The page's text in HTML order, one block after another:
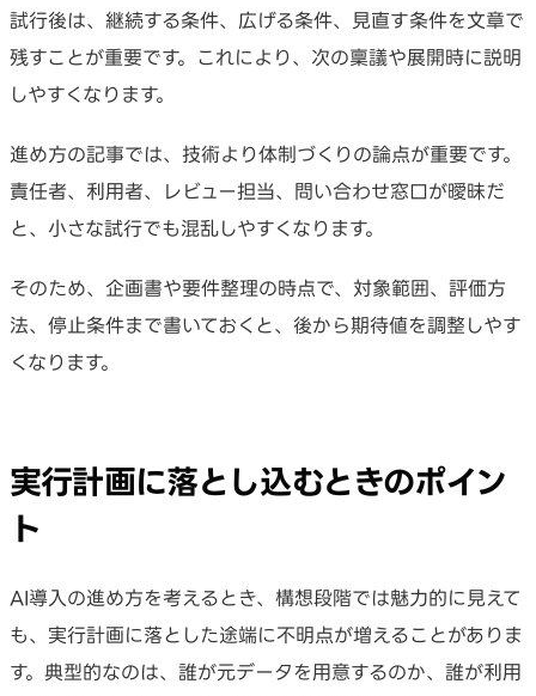
試行後は、継続する条件、広げる条件、見直す条件を文章で
残すことが重要です。これにより、次の稟議や展開時に説明
しやすくなります。
進め方の記事では、技術より体制づくりの論点が重要です。
責任者、利用者、レビュー担当、問い合わせ窓口が曖昧だ
と、小さな試行でも混乱しやすくなります。
そのため、企画書や要件整理の時点で、対象範囲、評価方
法、停止条件まで書いておくと、後から期待値を調整しやす
くなります。
実行計画に落とし込むときのポイン
ト
AI導入の進め方を考えるとき、構想段階では魅力的に見えて
も、実行計画に落とした途端に不明点が増えることがありま
す。典型的なのは、誰が元データを用意するのか、誰が利用